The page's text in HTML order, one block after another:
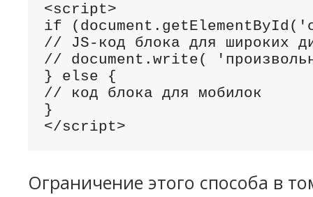
<script>
if
// JS-код блока для широких
// document.write(
} else {
// код блока для мобилок
}
</script>
Ограничение этого способа в